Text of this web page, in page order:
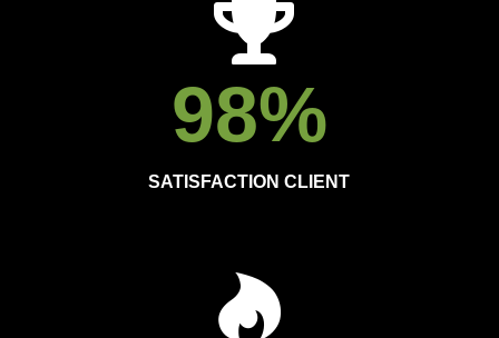
98%
SATISFACTION CLIENT